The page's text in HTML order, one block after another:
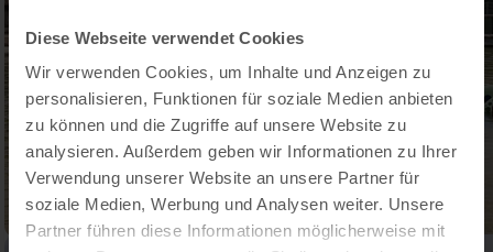
Diese Webseite verwendet Cookies
Wir verwenden Cookies, um Inhalte und Anzeigen zu
personalisieren, Funktionen für soziale Medien anbieten
zu können und die Zugriffe auf unsere Website zu
analysieren. Außerdem geben wir Informationen zu Ihrer
Verwendung unserer Website an unsere Partner für
soziale Medien, Werbung und Analysen weiter. Unsere
Partner führen diese Informationen möglicherweise mit